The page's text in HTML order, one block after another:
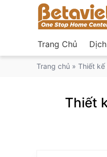
Trang Chủ
Trang chủ » Thiết kế
Thiết